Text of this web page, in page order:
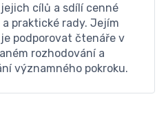
cílů a sdílí cenné
praktické rady. Jejím
podporovat čtenáře v
rozhodování a
významného pokroku.